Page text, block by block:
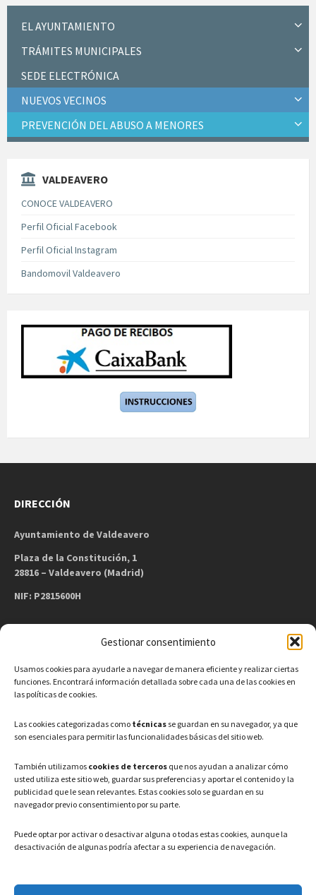
Gestionar consentimiento
Usamos cookies para ayudarle a navegar de manera eficiente y realizar ciertas
funciones. Encontrará información detallada sobre cada una de las cookies en
las políticas de cookies.
Las cookies categorizadas como técnicas se guardan en su navegador, ya que
son esenciales para permitir las funcionalidades básicas del sitio web.
También utilizamos cookies de terceros que nos ayudan a analizar cómo
usted utiliza este sitio web, guardar sus preferencias y aportar el contenido y la
publicidad que le sean relevantes. Estas cookies solo se guardan en su
navegador previo consentimiento por su parte.
Puede optar por activar o desactivar alguna o todas estas cookies, aunque la
desactivación de algunas podría afectar a su experiencia de navegación.
EL AYUNTAMIENTO
TRÁMITES MUNICIPALES
SEDE ELECTRÓNICA
NUEVOS VECINOS
PREVENCIÓN DEL ABUSO A MENORES
VALDEAVERO
CONOCE VALDEAVERO
Perfil Oficial Facebook
Perfil Oficial Instagram
Bandomovil Valdeavero
DIRECCIÓN
Ayuntamiento de Valdeavero
Plaza de la Constitución, 1
28816 – Valdeavero (Madrid)
NIF: P2815600H
Teléfono: 91 886 44 62
Correo Electrónico:
HORARIO
Lunes a Viernes: 08:00h – 15:00h
LEGAL